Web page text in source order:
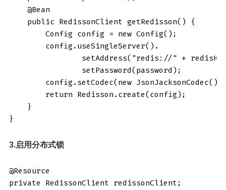
    @Bean
    public RedissonClient getRedisson() {
        Config config = new Config();
        config.useSingleServer().
setAddress("redis://" +
                setPassword(password);
config.setCodec(new
        return Redisson.create(config);
    }
}
3.启用分布式锁
@Resource
private RedissonClient redissonClient;